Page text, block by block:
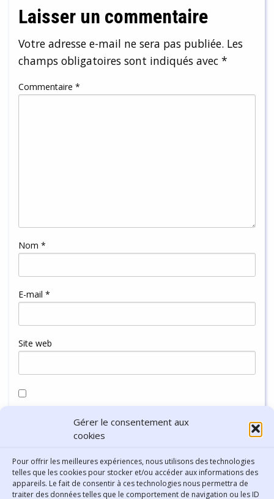
Gérer le consentement aux
cookies
Pour offrir les meilleures expériences, nous utilisons des technologies
telles que les cookies pour stocker et/ou accéder aux informations des
appareils. Le fait de consentir à ces technologies nous permettra de
traiter des données telles que le comportement de navigation ou les ID
Laisser un commentaire
Votre adresse e-mail ne sera pas publiée. Les
champs obligatoires sont indiqués avec *
Commentaire *
Nom *
E-mail *
Site web
navigateur pour mon prochain commentaire.